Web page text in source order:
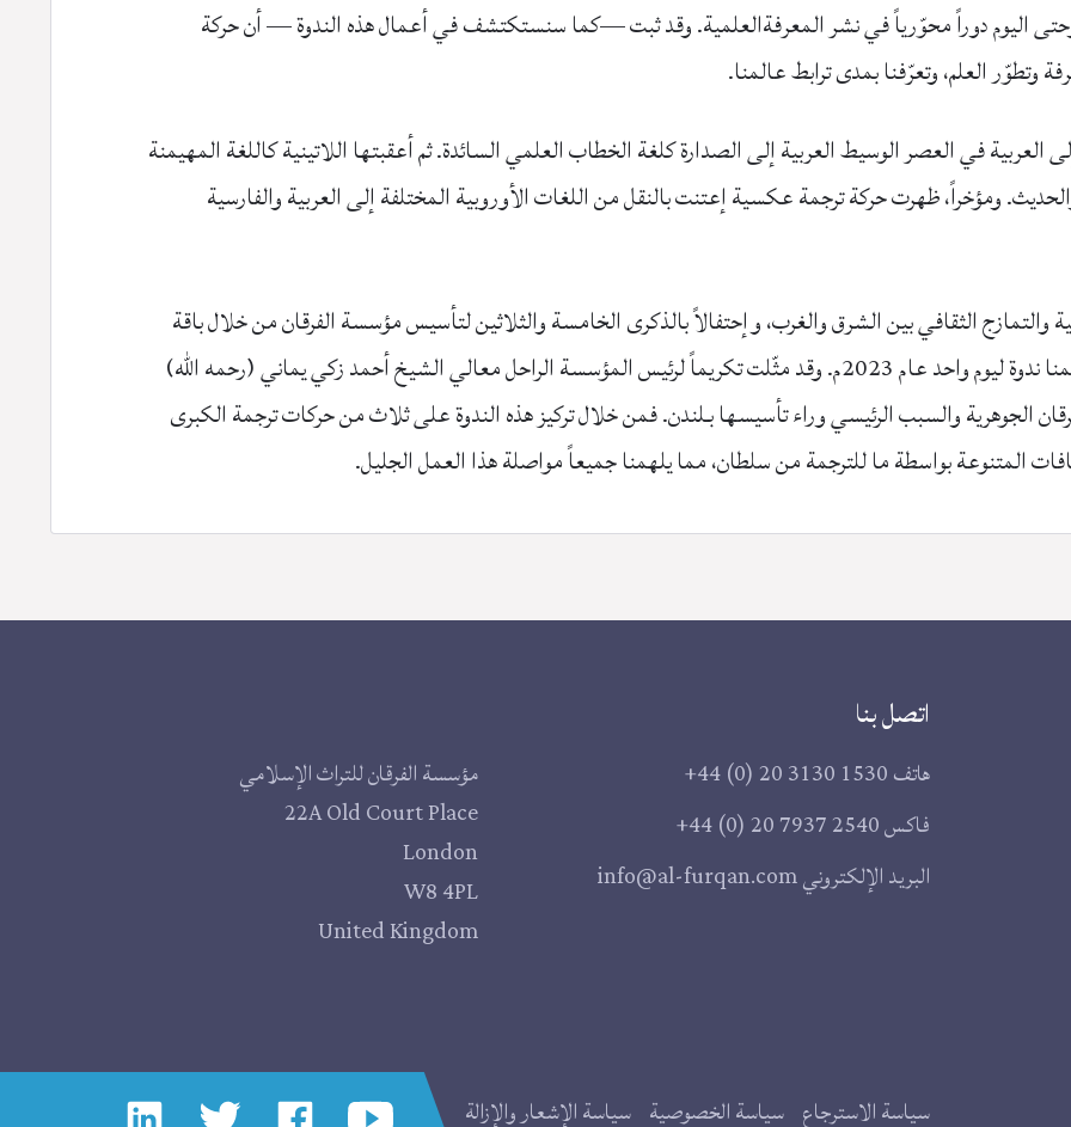
اليوم دوراً محوّرياً في نشر المعرفةالعلمية. وقد ثبت —كما سنستكتشف في أعمال هذه الندوة — أن حركة
وتطوّر العلم، وتعرّفنا بمدى ترابط عالمنا.
العربية في العصر الوسيط العربية إلى الصدارة كلغة الخطاب العلمي السائدة. ثم أعقبتها اللاتينية كاللغة المهيمنة
ومؤخراً، ظهرت حركة ترجمة عكسية إعتنت بالنقل من اللغات الأوروبية المختلفة إلى العربية والفارسية
الثقافي بين الشرق والغرب، وإحتفالاً بالذكرى الخامسة والثلاثين لتأسيس مؤسسة الفرقان من خلال باقة
من المشاريع والفعاليات والإصدارات الخاصة، نظّمنا ندوة ليوم واحد عام 2023م. وقد مثّلت تكريماً لرئيس المؤسسة الراحل معالي الشيخ أحمد زكي يماني (رحمه الله)
الجوهرية والسبب الرئيسي وراء تأسيسها بـلندن. فمن خلال تركيز هذه الندوة على ثلاث من حركات ترجمة الكبرى
المتنوعة بواسطة ما للترجمة من سلطان، مما يلهمنا جميعاً مواصلة هذا العمل الجليل.
اتصل بنا
هاتف+44 (0) 20 3130 1530
فاكس+44 (0) 20 7937 2540
البريد الإلكترونيinfo@al-furqan.com
مؤسسة الفرقان للتراث الإسلامي
22A Old Court Place
London
W8 4PL
United Kingdom
سياسة الاسترجاع سياسة الخصوصية سياسة الإشعار والإزالة